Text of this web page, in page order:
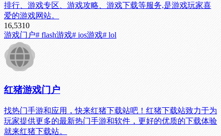
排行、游戏专区、游戏攻略、游戏下载等服务,是游戏玩家喜
爱的游戏网站。
16,5310
游戏门户# flash游戏# ios游戏# lol
红猪游戏门户
找热门手游和应用，快来红猪下载站吧！红猪下载站致力于为
玩家提供更多的最新热门手游和软件，更好的优质的下载体验
就来红猪下载站。